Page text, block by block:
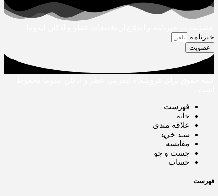
خبرنامه
عضویت
فهرست
خانه
علاقه مندی
سبد خرید
مقایسه
جست و جو
حساب
فهرست